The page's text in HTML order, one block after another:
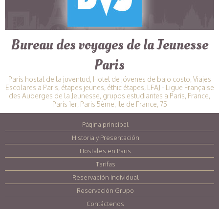
Bureau des voyages de la Jeunesse
Paris
Paris hostal de la juventud, Hotel de jóvenes de bajo costo, Viajes
Escolares a Paris, étapes jeunes, éthic étapes, LFAJ - Ligue Française
des Auberges de la Jeunesse, grupos estudiantes a Paris, France,
Paris 1er, Paris 5ème, Ile de France, 75
Página principal
Historia y Presentación
Hostales en Paris
Tarifas
Reservación individual|
Reservación Grupo
Contáctenos